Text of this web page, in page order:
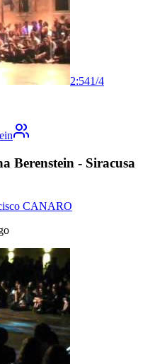
2:541/4
Berenstein - Siracusa
CANARO